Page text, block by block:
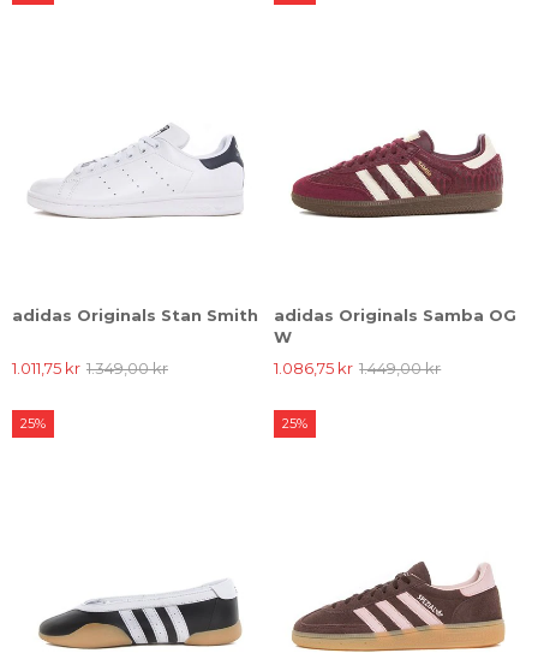
adidas Originals Stan Smith
1.011,75 kr 1.349,00 kr
adidas Originals Samba OG
W
1.086,75 kr 1.449,00 kr
25% 25%